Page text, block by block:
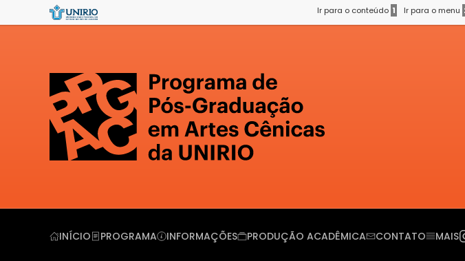
Ir para o conteúdo 1 Ir para o menu
INÍCIO PROGRAMA INFORMAÇÕES PRODUÇÃO ACADÊMICA CONTATO MAIS